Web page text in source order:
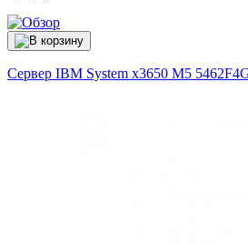
Сервер IBM System x3650 M5